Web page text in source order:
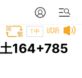
试听
T中
164+785